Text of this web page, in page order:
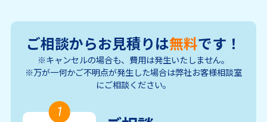
ご相談からお見積りは無料です！
※キャンセルの場合も、費用は発生いたしません。
※万が一何かご不明点が発生した場合は弊社お客様相談室
にご相談ください。
1